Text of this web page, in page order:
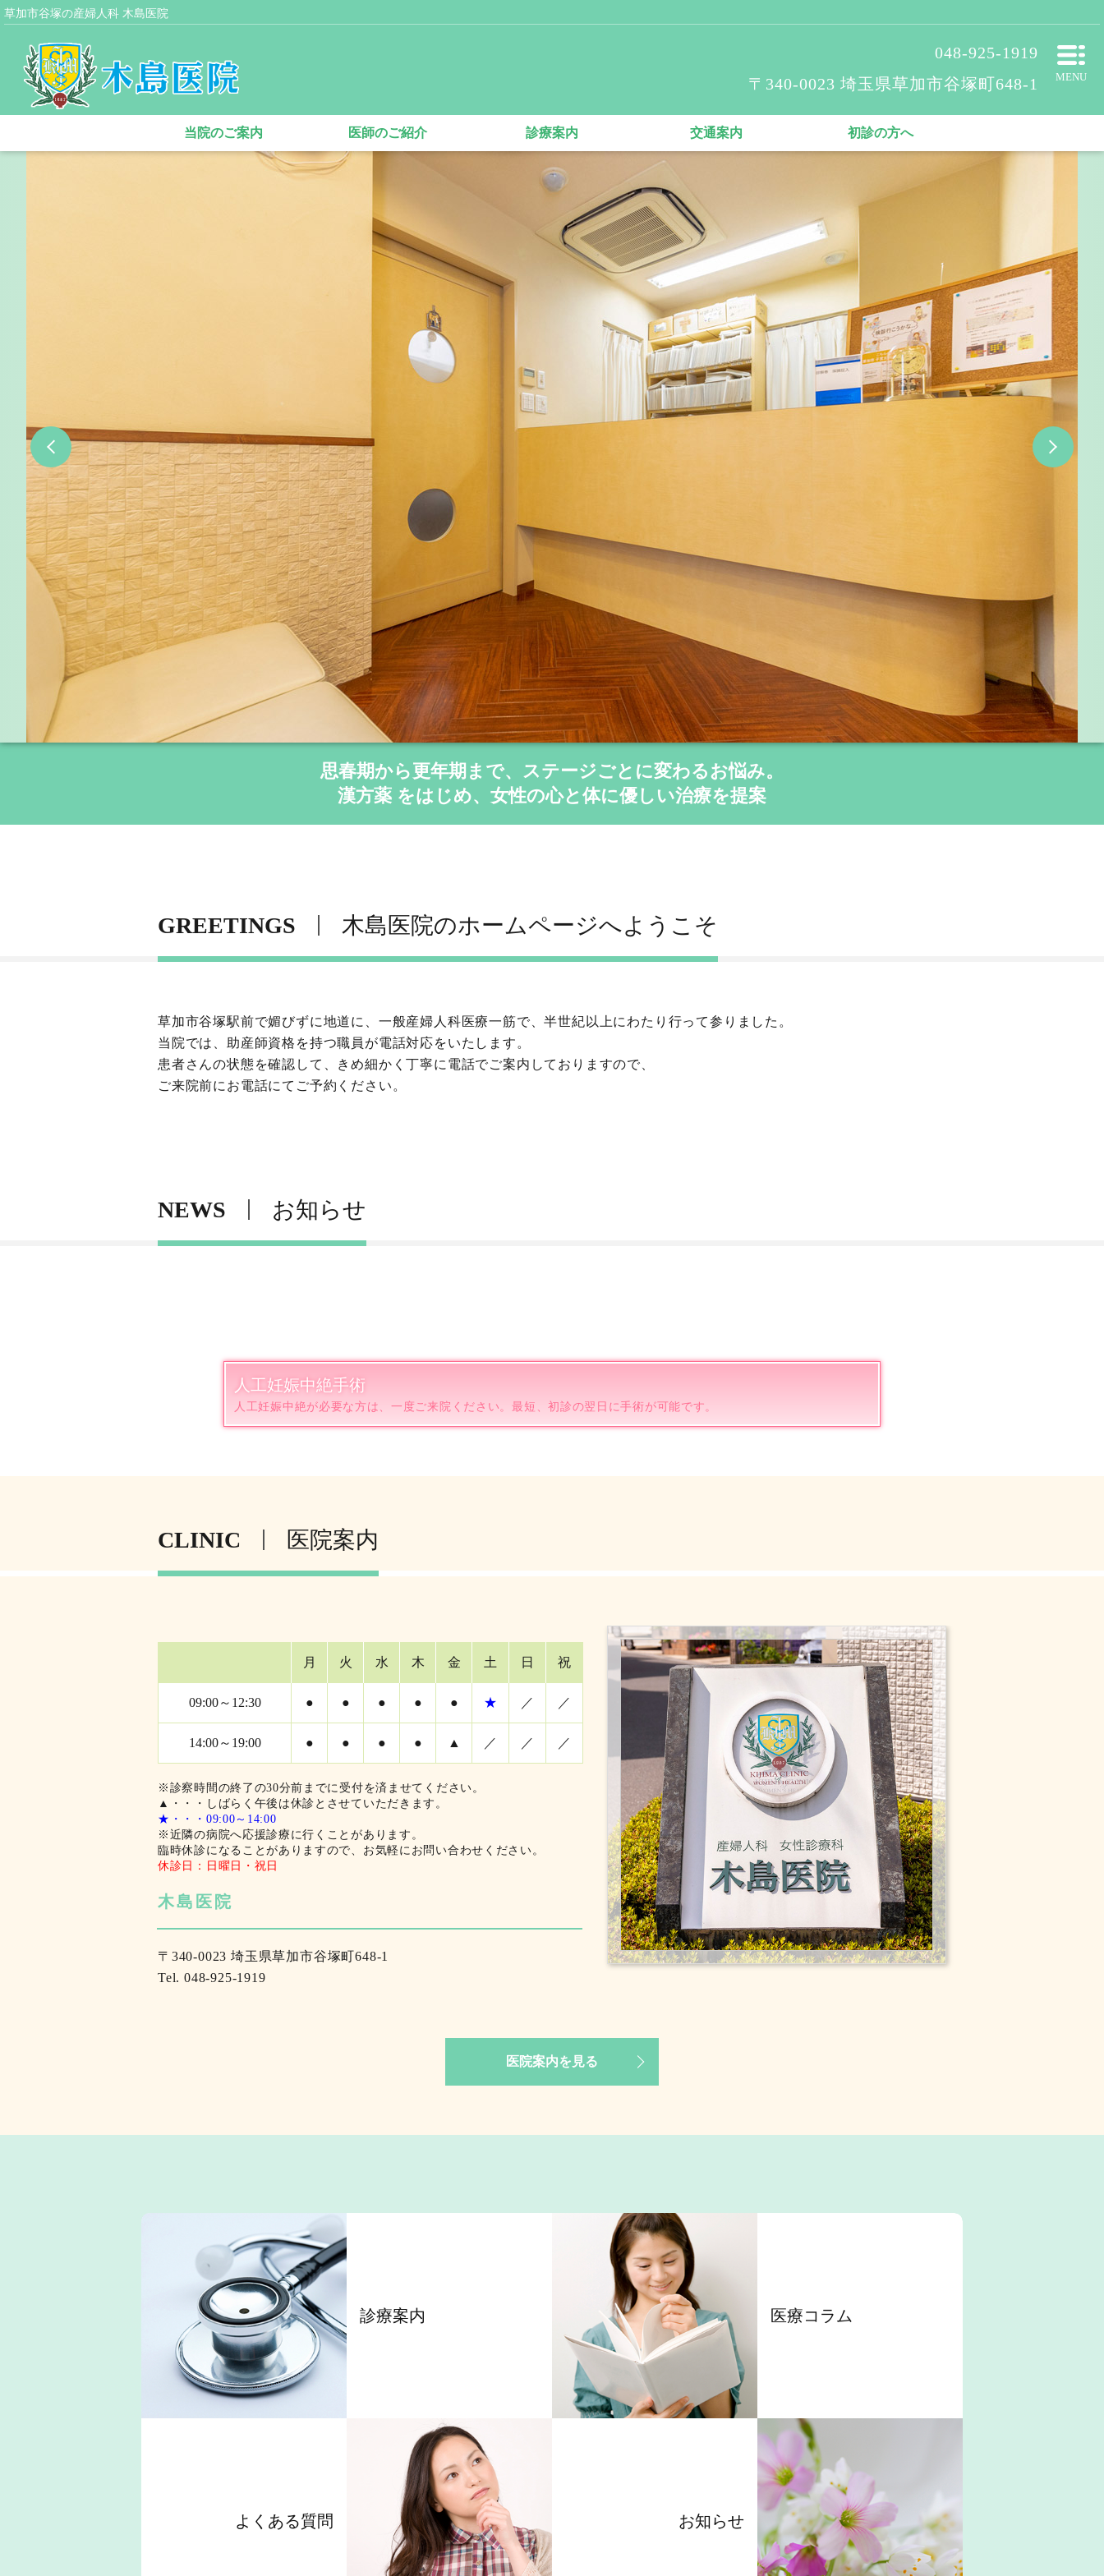
草加市谷塚の産婦人科 木島医院
048-925-1919
〒340-0023 埼玉県草加市谷塚町648-1
MENU
当院のご案内 医師のご紹介 診療案内 交通案内 初診の方へ
思春期から更年期まで、ステージごとに変わるお悩み。
漢方薬 をはじめ、女性の心と体に優しい治療を提案
GREETINGS 木島医院のホームページへようこそ
草加市谷塚駅前で媚びずに地道に、一般産婦人科医療一筋で、半世紀以上にわたり行って参りました。
当院では、助産師資格を持つ職員が電話対応をいたします。
患者さんの状態を確認して、きめ細かく丁寧に電話でご案内しておりますので、
ご来院前にお電話にてご予約ください。
NEWS お知らせ
人工妊娠中絶手術
人工妊娠中絶が必要な方は、一度ご来院ください。最短、初診の翌日に手術が可能です。
CLINIC 医院案内
月 火 水 木 金 土 日 祝
09:00～12:30 ● ● ● ● ● ★ ／ ／
14:00～19:00 ● ● ● ● ▲ ／ ／ ／
※診察時間の終了の30分前までに受付を済ませてください。
▲・・・しばらく午後は休診とさせていただきます。
★・・・09:00～14:00
※近隣の病院へ応援診療に行くことがあります。
臨時休診になることがありますので、お気軽にお問い合わせください。
休診日：日曜日・祝日
木島医院
〒340-0023 埼玉県草加市谷塚町648-1
Tel. 048-925-1919
医院案内を見る
診療案内 医療コラム
よくある質問 お知らせ